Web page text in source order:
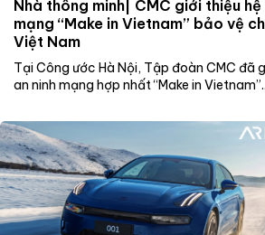
Nhà thông minh| CMC giới thiệu
mạng “Make in Vietnam” bảo vệ
Việt Nam
Tại Công ước Hà Nội, Tập đoàn CMC đã
an ninh mạng hợp nhất “Make in